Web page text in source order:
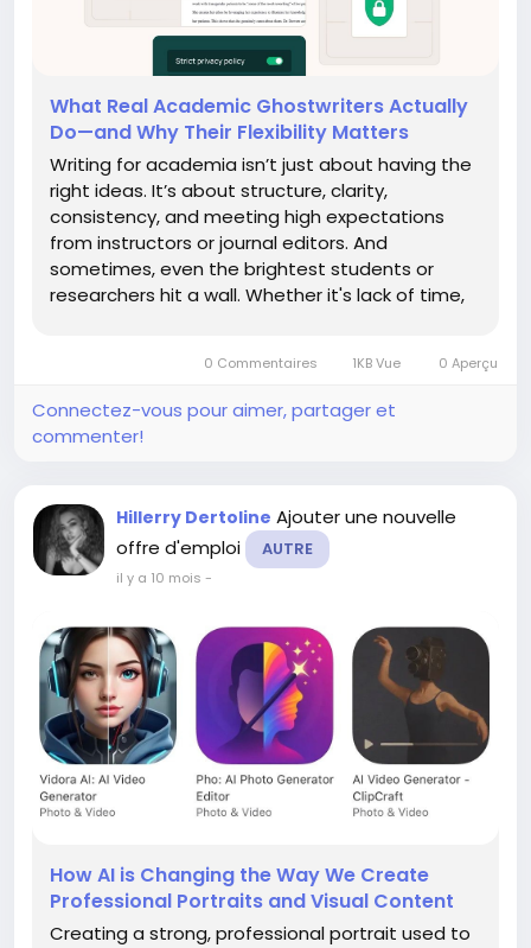
What Real Academic Ghostwriters Actually
Do—and Why Their Flexibility Matters
Writing for academia isn’t just about having the
right ideas. It’s about structure, clarity,
consistency, and meeting high expectations
from instructors or journal editors. And
sometimes, even the brightest students or
researchers hit a wall. Whether it's lack of time,
0 Commentaires 1KB Vue 0 Aperçu
Connectez-vous pour aimer, partager et
commenter!
Hillerry Dertoline Ajouter une nouvelle
offre d'emploi
AUTRE
il y a 10 mois -
How AI is Changing the Way We Create
Professional Portraits and Visual Content
Creating a strong, professional portrait used to